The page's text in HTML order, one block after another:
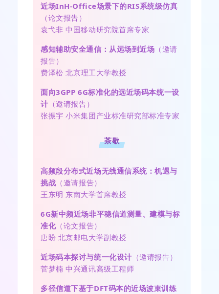
近场InH-Office场景下的RIS系统级仿真
（论文报告）
袁弋非 中国移动研究院首席专家
感知辅助安全通信：从远场到近场 （邀请
报告）
费泽松北京理工大学教授
面向3GPP 6G标准化的远近场码本统一设
计 （邀请报告）
张振宇 小米集团产业标准研究部标准专家
茶歇
高频段分布式近场无线通信系统：机遇与
挑战 （邀请报告）
王东明 东南大学首席教授
6G新中频近场非平稳信道测量、建模与标
准化（论文报告）
唐盼 北京邮电大学副教授
近场码本探讨与统一化设计 （邀请报告）
菅梦楠 中兴通讯高级工程师
多径信道下基于DFT码本的近场波束训练